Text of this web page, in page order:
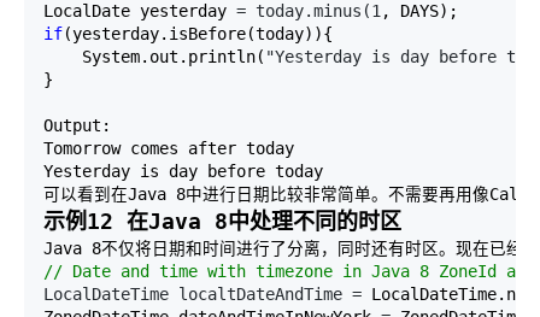
LocalDate yesterday = today.minus(1
if(yesterday.isBefore(today)){
    System.out.println(
"Yesterday is day before
}
Output:
Tomorrow comes after today
Yesterday is day before today
可以看到在Java 8中进行日期比较非常简单。不需要再用像
示例12 在Java 8中处理不同的时区
// Date and time with timezone in Java 8 ZoneId
LocalDateTime localtDateAndTime =